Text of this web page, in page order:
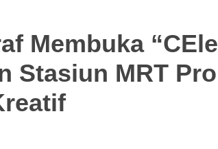
Membuka
Stasiun MRT